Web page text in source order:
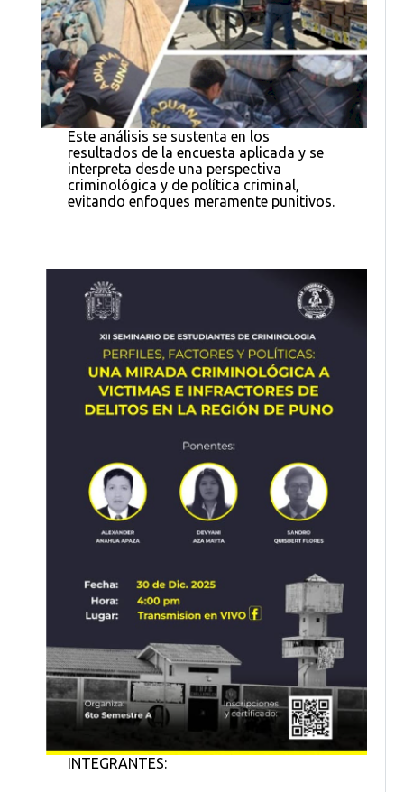
Este análisis se sustenta en los
resultados de la encuesta aplicada y se
interpreta desde una perspectiva
criminológica y de política criminal,
evitando enfoques meramente punitivos.
INTEGRANTES: